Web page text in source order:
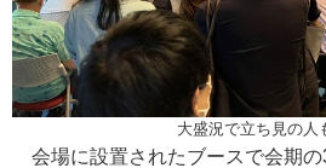
大盛況で立ち見の人
会場に設置されたブースで会期の